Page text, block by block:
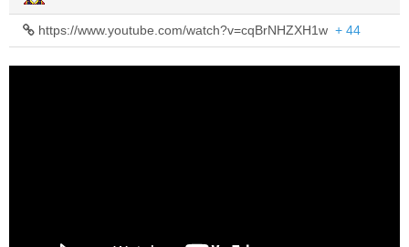
https://www.youtube.com/watch?v=cqBrNHZXH1w + 44